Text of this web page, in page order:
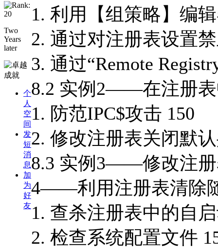
Two
Years
later
个
人
空
间
发
短
消
息
加
为
好
友
1. 利用【组策略】编
2. 通过对注册表设置
3. 通过“Remote
8.2 实例2——在注册表
1. 防范IPC$攻击 150
2. 修改注册表关闭默
8.3 实例3——修改注册
4——利用注册表清除
1. 查杀注册表中的自
2. 检查系统配置文件